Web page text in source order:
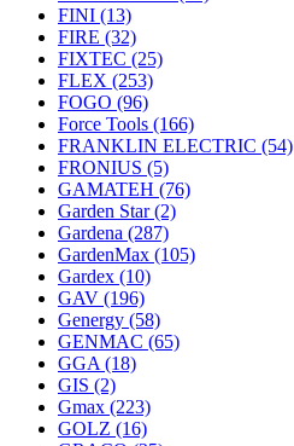
FINI (13)
FIRE (32)
FIXTEC (25)
FLEX (253)
FOGO (96)
Force Tools (166)
FRANKLIN ELECTRIC (54)
FRONIUS (5)
GAMATEH (76)
Garden Star(2)
Gardena (287)
GardenMax (105)
Gardex (10)
GAV (196)
Genergy (58)
GENMAC (65)
GGA (18)
GIS (2)
Gmax (223)
GOLZ (16)